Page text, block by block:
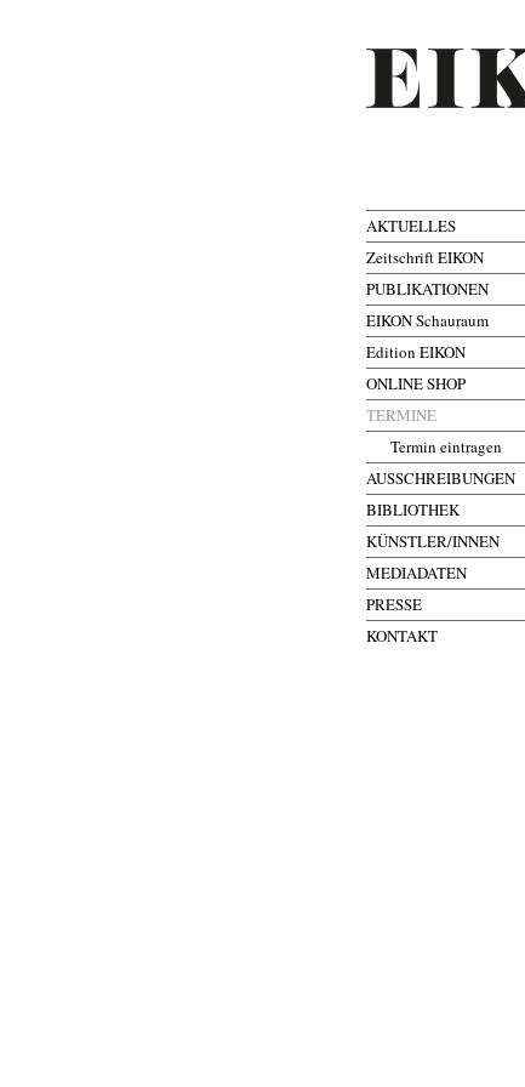
AKTUELLES
Zeitschrift EIKON
PUBLIKATIONEN
EIKON Schauraum
Edition EIKON
ONLINE SHOP
TERMINE
Termin eintragen
AUSSCHREIBUNGEN
BIBLIOTHEK
KÜNSTLER/INNEN
MEDIADATEN
PRESSE
KONTAKT